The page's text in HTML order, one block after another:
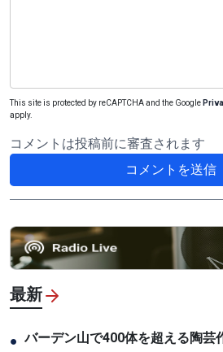
This site is protected by reCAPTCHA and the Google
apply.
コメントは投稿前に審査されます
コメントを送信
最新
● バーデン山で400体を超える陶芸